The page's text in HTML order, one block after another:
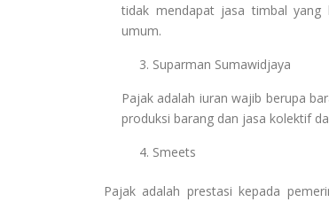
tidak mendapat jasa timbal yang
umum.
Suparman Sumawidjaya
Pajak adalah iuran wajib berupa
produksi barang dan jasa kolektif
Smeets
Pajak adalah prestasi kepada